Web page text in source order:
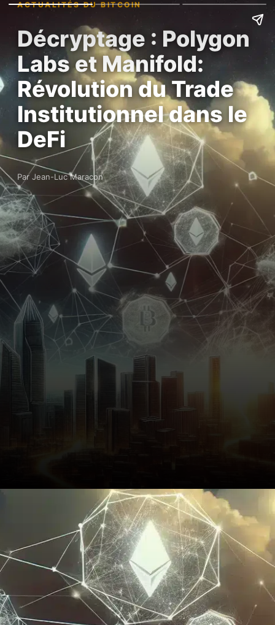
ACTUALITÉS DU BITCOIN
Décryptage : Polygon
Labs et Manifold:
Révolution du Trade
Institutionnel dans le
DeFi
Par Jean-Luc Maracon